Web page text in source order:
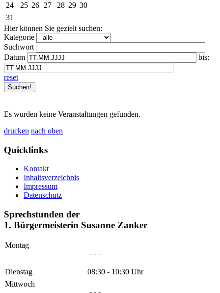
24
25 26 27 28 29 30
31
Hier können Sie gezielt suchen:
Kategorie
Suchwort
Datum
bis:
reset
Es wurden keine Veranstaltungen gefunden.
drucken nach oben
Quicklinks
Kontakt
Inhaltsverzeichnis
Impressum
Datenschutz
Sprechstunden der
1. Bürgermeisterin Susanne Zanker
Montag
- - -
Dienstag
08:30 - 10:30 Uhr
Mittwoch